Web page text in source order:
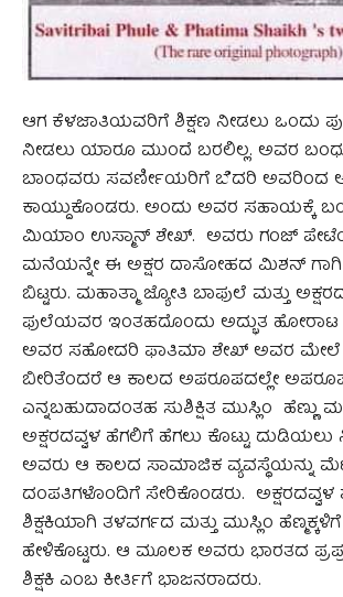
ಆಗ ಕೆಳಜಾತಿಯವರಿಗೆ ಶಿಕ್ಷಣ ನೀಡಲು ಒಂದು
ನೀಡಲು ಯಾರೂ ಮುಂದೆ ಬರಲಿಲ್ಲ. ಅವರ
ಬಾಂಧವರು ಸವರ್ಣೀಯರಿಗೆ ಬೆದರಿ ಅವರಿಂದ
ಕಾಯ್ದುಕೊಂಡರು. ಅಂದು ಅವರ ಸಹಾಯಕ್ಕೆ
ಮಿಯಾಂ ಉಸ್ಮಾನ್ ಶೇಖ್. ಅವರು ಗಂಜ್
ಮನೆಯನ್ನೇ ಈ ಅಕ್ಷರ ದಾಸೋಹದ ಮಿಶನ್ ಗಾಗಿ
ಬಿಟ್ಟರು. ಮಹಾತ್ಮಾ ಜ್ಯೋತಿ ಬಾಫುಲೆ ಮತ್ತು
ಫುಲೆಯವರ ಇಂತಹದೊಂದು ಅದ್ಭುತ
ಅವರ ಸಹೋದರಿ ಫಾತಿಮಾ ಶೇಖ್ ಅವರ ಮೇಲೆ
ಬೀರಿತೆಂದರೆ ಆ ಕಾಲದ ಅಪರೂಪದಲ್ಲೇ
ಎನ್ನಬಹುದಾದಂತಹ ಸುಶಿಕ್ಷಿತ ಮುಸ್ಲಿಂ ಹೆಣ್ಣು
ಅಕ್ಷರದವ್ವಳ ಹೆಗಲಿಗೆ ಹೆಗಲು ಕೊಟ್ಟು
ಅವರು ಆ ಕಾಲದ ಸಾಮಾಜಿಕ ವ್ಯವಸ್ಥೆಯನ್ನು
ದಂಪತಿಗಳೊಂದಿಗೆ ಸೇರಿಕೊಂಡರು.
ಶಿಕ್ಷಕಿಯಾಗಿ ತಳವರ್ಗದ ಮತ್ತು ಮುಸ್ಲಿಂ
ಹೇಳಿಕೊಟ್ಟರು. ಆ ಮೂಲಕ ಅವರು ಭಾರತದ
ಶಿಕ್ಷಕಿ ಎಂಬ ಕೀರ್ತಿಗೆ ಭಾಜನರಾದರು.